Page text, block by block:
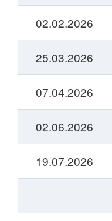
02.02.2026
25.03.2026
07.04.2026
02.06.2026
19.07.2026